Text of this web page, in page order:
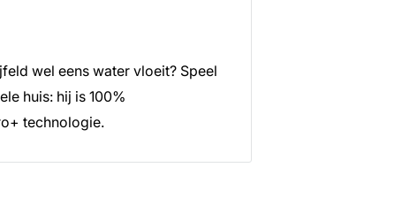
wel eens water vloeit? Speel
huis: hij is 100%
technologie.